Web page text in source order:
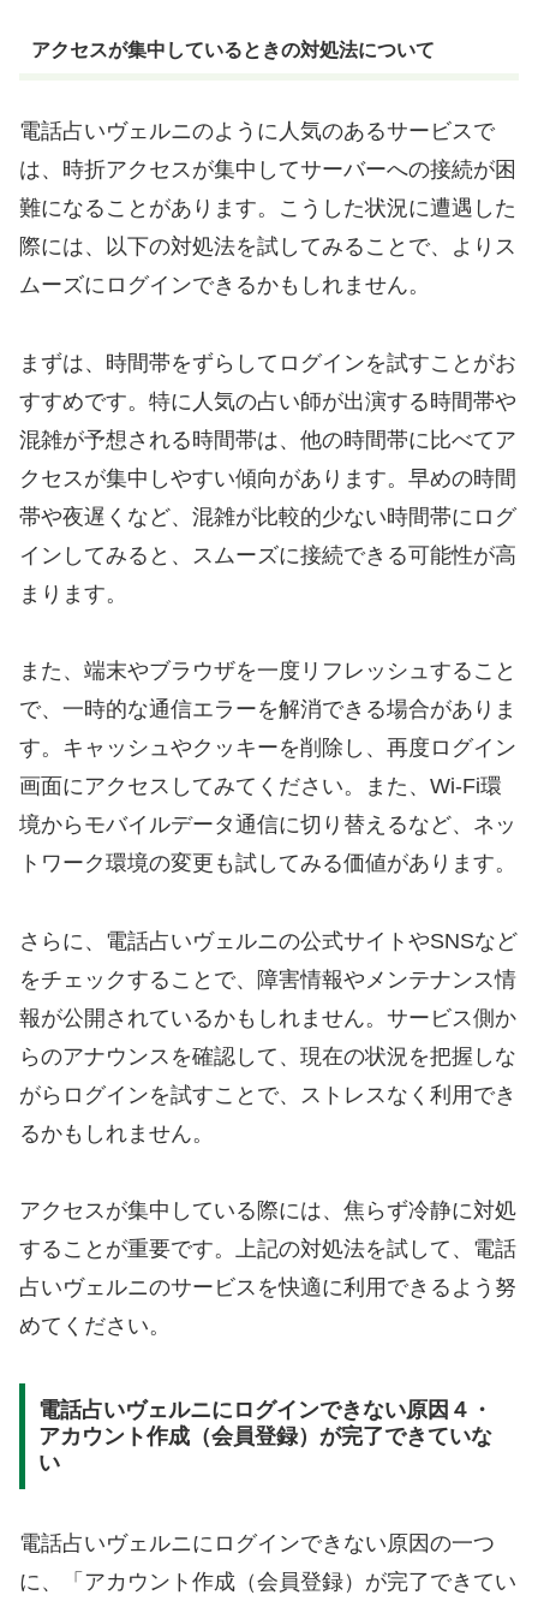
アクセスが集中しているときの対処法について
電話占いヴェルニのように人気のあるサービスで
は、時折アクセスが集中してサーバーへの接続が困
難になることがあります。こうした状況に遭遇した
際には、以下の対処法を試してみることで、よりス
ムーズにログインできるかもしれません。
まずは、時間帯をずらしてログインを試すことがお
すすめです。特に人気の占い師が出演する時間帯や
混雑が予想される時間帯は、他の時間帯に比べてア
クセスが集中しやすい傾向があります。早めの時間
帯や夜遅くなど、混雑が比較的少ない時間帯にログ
インしてみると、スムーズに接続できる可能性が高
まります。
また、端末やブラウザを一度リフレッシュすること
で、一時的な通信エラーを解消できる場合がありま
す。キャッシュやクッキーを削除し、再度ログイン
画面にアクセスしてみてください。また、Wi-Fi環
境からモバイルデータ通信に切り替えるなど、ネッ
トワーク環境の変更も試してみる価値があります。
さらに、電話占いヴェルニの公式サイトやSNSなど
をチェックすることで、障害情報やメンテナンス情
報が公開されているかもしれません。サービス側か
らのアナウンスを確認して、現在の状況を把握しな
がらログインを試すことで、ストレスなく利用でき
るかもしれません。
アクセスが集中している際には、焦らず冷静に対処
することが重要です。上記の対処法を試して、電話
占いヴェルニのサービスを快適に利用できるよう努
めてください。
電話占いヴェルニにログインできない原因４・
アカウント作成（会員登録）が完了できていな
い
電話占いヴェルニにログインできない原因の一つ
に、「アカウント作成（会員登録）が完了できてい